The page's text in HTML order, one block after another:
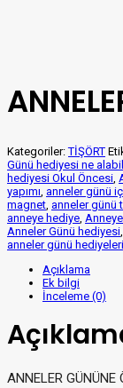
Kategoriler:TİŞÖRT
Günü hediyesi ne
hediyesi Okul Öncesi
yapımı anneler günü
magnet anneler günü
anneye hediye
Anneler Günü hediyesi
anneler günü hediyeleri
Açıklama
Ek bilgi
İnceleme (0)
ANNELER GÜNÜNE